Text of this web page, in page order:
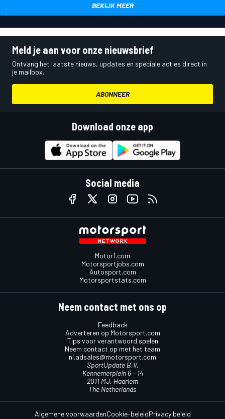
BEKIJK MEER
Meld je aan voor onze nieuwsbrief
Ontvang het laatste nieuws, updates en speciale acties direct in
je mailbox.
ABONNEER
Download onze app
Social media
Motor1.com
Motorsportjobs.com
Autosport.com
Motorsportstats.com
Neem contact met ons op
Feedback
Adverteren op Motorsport.com
Tips voor verantwoord spelen
Neem contact op met het team
nl.adsales@motorsport.com
SportUpdate B.V.
Kennemerplein 6 – 14
2011 MJ, Haarlem
The Netherlands
Algemene voorwaardenCookie-beleidPrivacy beleid